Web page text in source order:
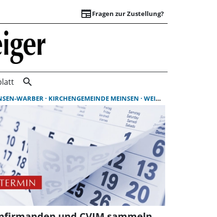
newspaperFragen zur Zustellung?
Suchergebnisse |
search
WARBER KIRCHENGEMEINDE MEINSEN WEIHNACHTSBÄUME